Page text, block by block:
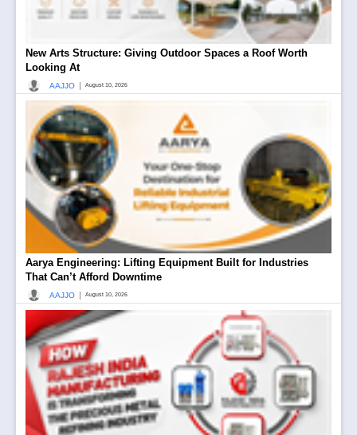
New Arts Structure: Giving Outdoor Spaces a Roof Worth
Looking At
AAJJO | August 10, 2026
Aarya Engineering: Lifting Equipment Built for Industries
That Can’t Afford Downtime
AAJJO | August 10, 2026